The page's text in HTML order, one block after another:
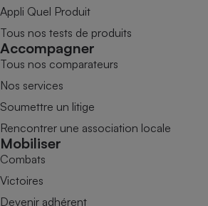
Appli Quel Produit
Tous nos tests de produits
Accompagner
Tous nos comparateurs
Nos services
Soumettre un litige
Rencontrer une association locale
Mobiliser
Combats
Victoires
Devenir adhérent